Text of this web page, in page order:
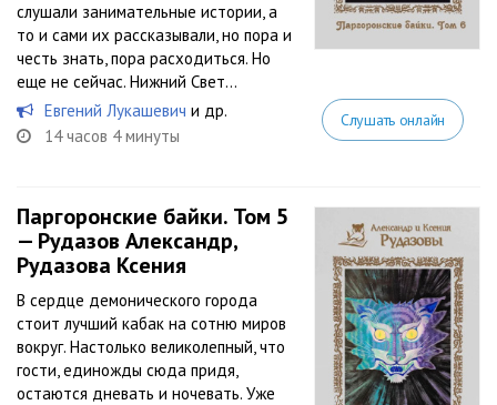
слушали занимательные истории, а
то и сами их рассказывали, но пора и
честь знать, пора расходиться. Но
еще не сейчас. Нижний Свет...
Евгений Лукашевич и др.
14 часов 4 минуты
Слушать онлайн
Паргоронские байки. Том 5
— Рудазов Александр,
Рудазова Ксения
В сердце демонического города
стоит лучший кабак на сотню миров
вокруг. Настолько великолепный, что
гости, единожды сюда придя,
остаются дневать и ночевать. Уже